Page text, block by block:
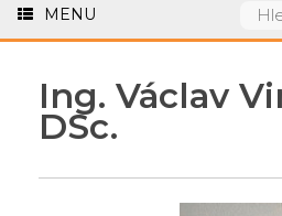
MENU
Ing. Václav
DSc.